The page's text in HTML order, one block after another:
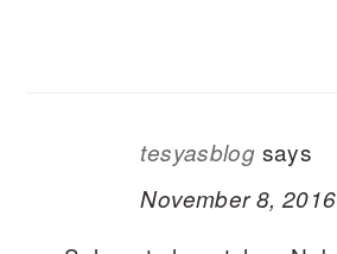
tesyasblog says
November 8,